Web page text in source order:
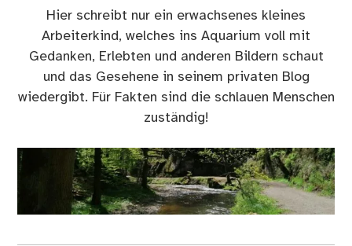
Hier schreibt nur ein erwachsenes kleines
Arbeiterkind, welches ins Aquarium voll mit
Gedanken, Erlebten und anderen Bildern schaut
und das Gesehene in seinem privaten Blog
wiedergibt. Für Fakten sind die schlauen Menschen
zuständig!